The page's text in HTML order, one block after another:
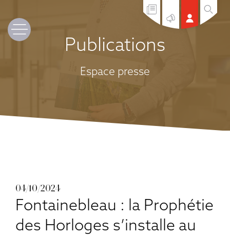
Publications
Espace presse
04/10/2024
Fontainebleau : la Prophétie
des Horloges s’installe au